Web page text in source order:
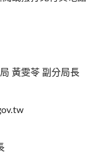
黃雯苓 副分局長